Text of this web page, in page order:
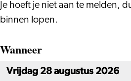
Je hoeft je niet aan te melden,
binnen lopen.
Wanneer
Vrijdag 28 augustus 2026